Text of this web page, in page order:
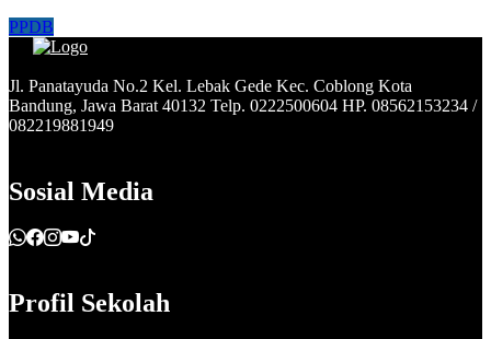
PPDB
Jl. Panatayuda No.2 Kel. Lebak Gede Kec. Coblong Kota
Bandung, Jawa Barat 40132 Telp. 0222500604 HP. 08562153234 /
082219881949
Sosial Media
Profil Sekolah